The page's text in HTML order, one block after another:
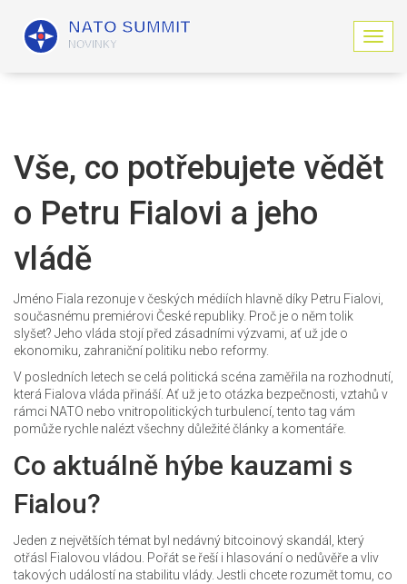
Z
o
t
n
Vše, co potřebujete vědět
o Petru Fialovi a jeho
vládě
Jméno Fiala rezonuje v českých médiích hlavně díky Petru Fialovi,
současnému premiérovi České republiky. Proč je o něm tolik
slyšet? Jeho vláda stojí před zásadními výzvami, ať už jde o
ekonomiku, zahraniční politiku nebo reformy.
V posledních letech se celá politická scéna zaměřila na rozhodnutí,
která Fialova vláda přináší. Ať už je to otázka bezpečnosti, vztahů v
rámci NATO nebo vnitropolitických turbulencí, tento tag vám
pomůže rychle nalézt všechny důležité články a komentáře.
Co aktuálně hýbe kauzami s
Fialou?
Jeden z největších témat byl nedávný bitcoinový skandál, který
otřásl Fialovou vládou. Pořát se řeší i hlasování o nedůvěře a vliv
takových událostí na stabilitu vlády. Jestli chcete rozumět tomu, co